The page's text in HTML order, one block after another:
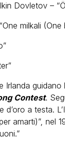
Dovletov –
milkali (One
Irlanda
Contest.
d’oro a testa.
amarti)”, nel